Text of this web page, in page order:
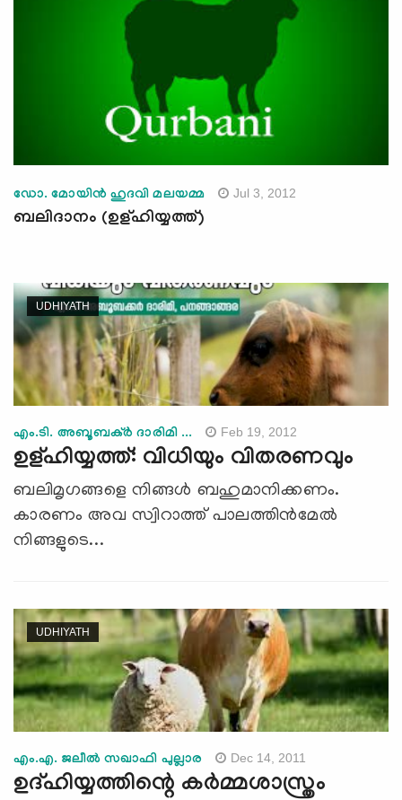
ഡോ. മോയിന്‍ ഹുദവി മലയമ്മ Jul 3, 2012
ബലിദാനം (ഉള്ഹിയ്യത്ത്)
UDHIYATH
എം.ടി. അബൂബക്ര്‍ ദാരിമി ... Feb 19, 2012
ഉള്ഹിയ്യത്ത്: വിധിയും വിതരണവും
ബലിമൃഗങ്ങളെ നിങ്ങള്‍ ബഹുമാനിക്കണം.
കാരണം അവ സ്വിറാത്ത് പാലത്തിന്‍മേല്‍
നിങ്ങളുടെ...
UDHIYATH
എം.എ. ജലീല്‍ സഖാഫി പുല്ലാര Dec 14, 2011
ഉദ്ഹിയ്യത്തിന്റെ കര്‍മ്മശാസ്ത്രം